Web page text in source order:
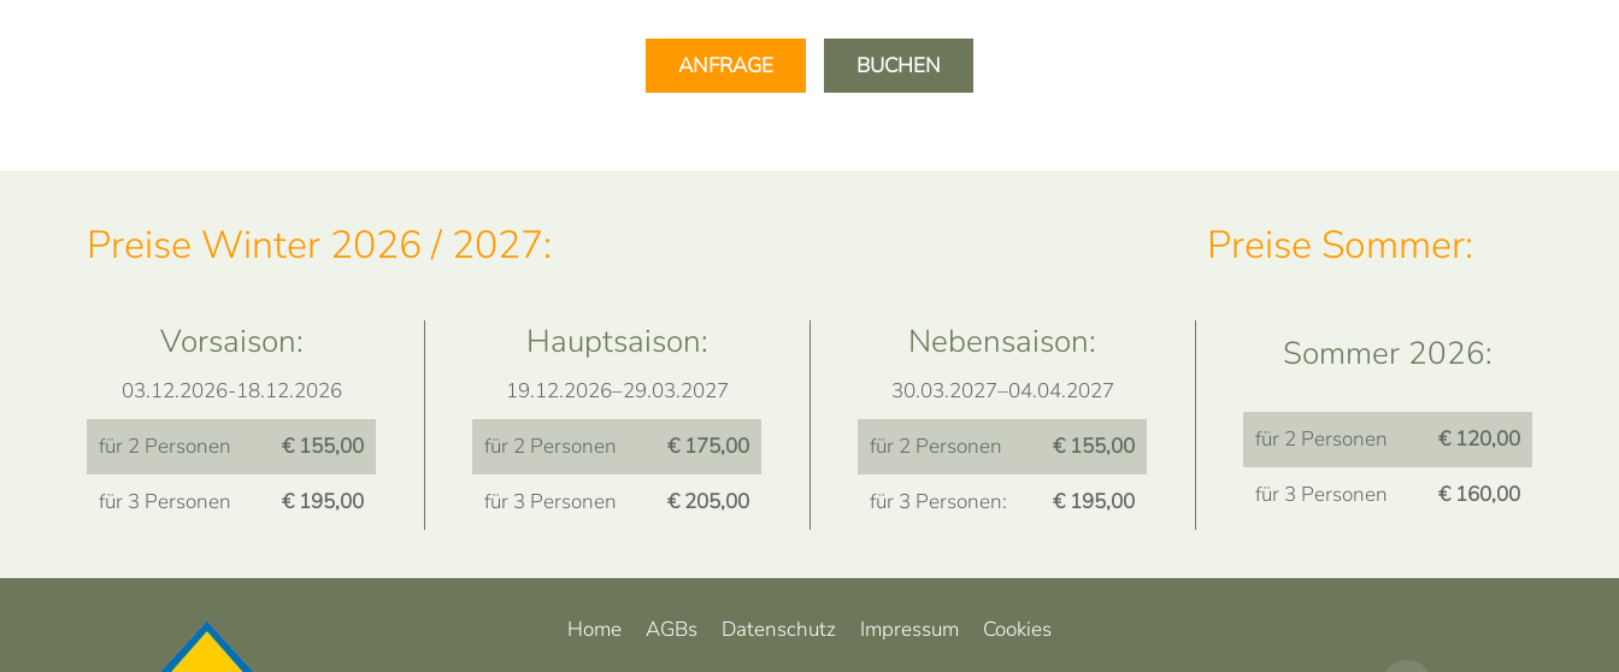
ANFRAGE BUCHEN
Preise Winter 2026 / 2027: Preise Sommer:
Vorsaison:
03.12.2026-18.12.2026
für 2 Personen
€ 155,00
für 3 Personen
€ 195,00
Hauptsaison:
19.12.2026–29.03.2027
für 2 Personen
€ 175,00
für 3 Personen
€ 205,00
Nebensaison:
30.03.2027–04.04.2027
für 2 Personen
€ 155,00
für 3 Personen:
€ 195,00
Sommer 2026:
für 2 Personen
€ 120,00
für 3 Personen
€ 160,00
Home AGBs Datenschutz Impressum Cookies